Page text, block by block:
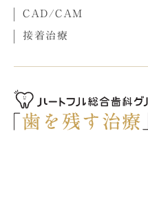
CAD/CAM
接着治療